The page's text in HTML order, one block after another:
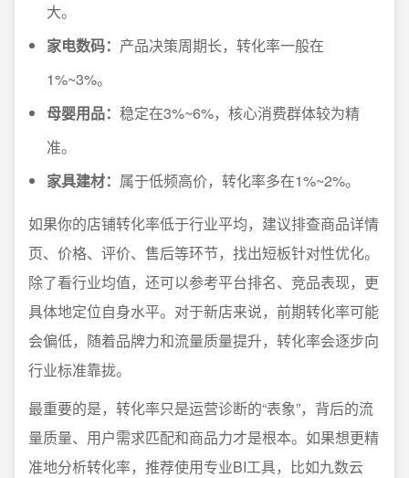
大。
家电数码： 产品决策周期长，转化率一般在
1%~3%。
母婴用品： 稳定在3%~6%，核心消费群体较为精
准。
家具建材： 属于低频高价，转化率多在1%~2%。
如果你的店铺转化率低于行业平均，建议排查商品详情
页、价格、评价、售后等环节，找出短板针对性优化。
除了看行业均值，还可以参考平台排名、竞品表现，更
具体地定位自身水平。对于新店来说，前期转化率可能
会偏低，随着品牌力和流量质量提升，转化率会逐步向
行业标准靠拢。
最重要的是，转化率只是运营诊断的“表象”，背后的流
量质量、用户需求匹配和商品力才是根本。如果想更精
准地分析转化率，推荐使用专业BI工具，比如九数云